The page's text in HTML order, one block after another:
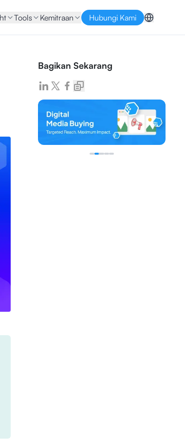
Tools Kemitraan Hubungi Kami
Bagikan Sekarang